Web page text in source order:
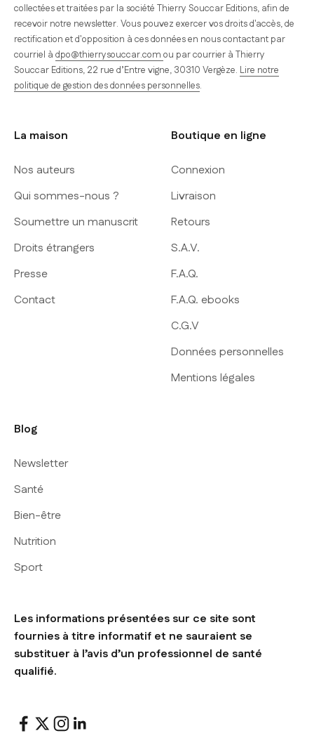
collectées et traitées par la société Thierry Souccar Editions, afin de
recevoir notre newsletter. Vous pouvez exercer vos droits d'accès, de
rectification et d'opposition à ces données en nous contactant par
courriel à dpo@thierrysouccar.com ou par courrier à Thierry
Souccar Editions, 22 rue d’Entre vigne, 30310 Vergèze. Lire notre
politique de gestion des données personnelles.
La maison
Nos auteurs
Qui sommes-nous ?
Soumettre un manuscrit
Droits étrangers
Presse
Contact
Boutique en ligne
Connexion
Livraison
Retours
S.A.V.
F.A.Q.
F.A.Q. ebooks
C.G.V
Données personnelles
Mentions légales
Blog
Newsletter
Santé
Bien-être
Nutrition
Sport
Les informations présentées sur ce site sont
fournies à titre informatif et ne sauraient se
substituer à l’avis d’un professionnel de santé
qualifié.